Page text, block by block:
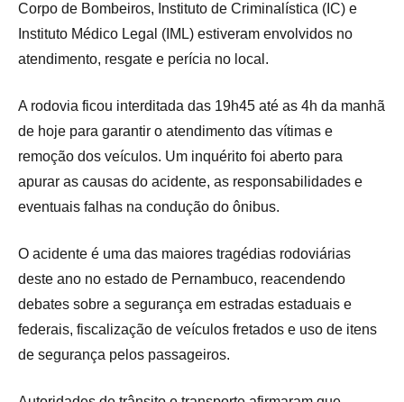
Corpo de Bombeiros, Instituto de Criminalística (IC) e
Instituto Médico Legal (IML) estiveram envolvidos no
atendimento, resgate e perícia no local.
A rodovia ficou interditada das 19h45 até as 4h da manhã
de hoje para garantir o atendimento das vítimas e
remoção dos veículos. Um inquérito foi aberto para
apurar as causas do acidente, as responsabilidades e
eventuais falhas na condução do ônibus.
O acidente é uma das maiores tragédias rodoviárias
deste ano no estado de Pernambuco, reacendendo
debates sobre a segurança em estradas estaduais e
federais, fiscalização de veículos fretados e uso de itens
de segurança pelos passageiros.